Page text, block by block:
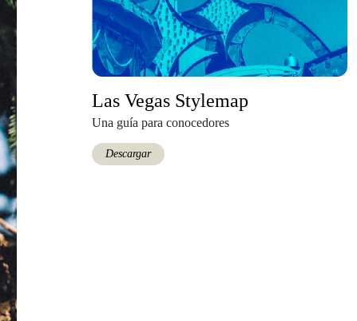
Las Vegas Stylemap
Una guía para conocedores
Descargar